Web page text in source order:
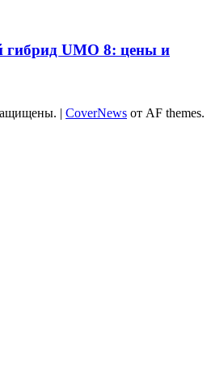
гибрид UMO 8: цены и
| CoverNews от AF themes.